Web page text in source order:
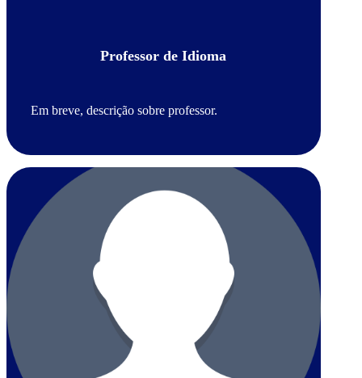
Professor de Idioma
Em breve, descrição sobre professor.